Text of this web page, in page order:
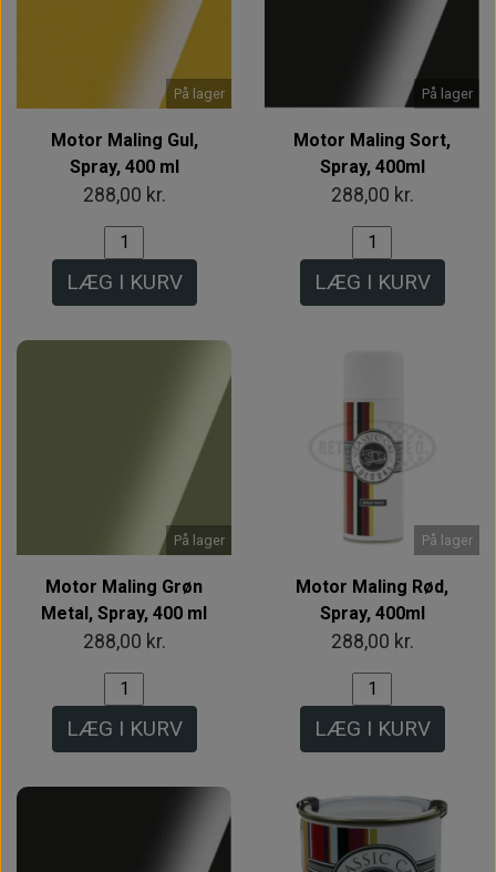
På lager
Motor Maling Gul,
Spray, 400 ml
288,00 kr.
LÆG I KURV
På lager
Motor Maling Sort,
Spray, 400ml
288,00 kr.
LÆG I KURV
På lager
Motor Maling Grøn
Metal, Spray, 400 ml
288,00 kr.
LÆG I KURV
På lager
Motor Maling Rød,
Spray, 400ml
288,00 kr.
LÆG I KURV